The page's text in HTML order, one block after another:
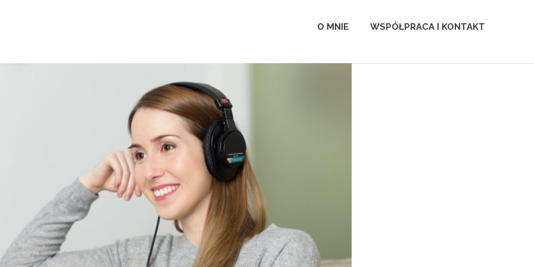
O MNIE WSPÓŁPRACA I KONTAKT